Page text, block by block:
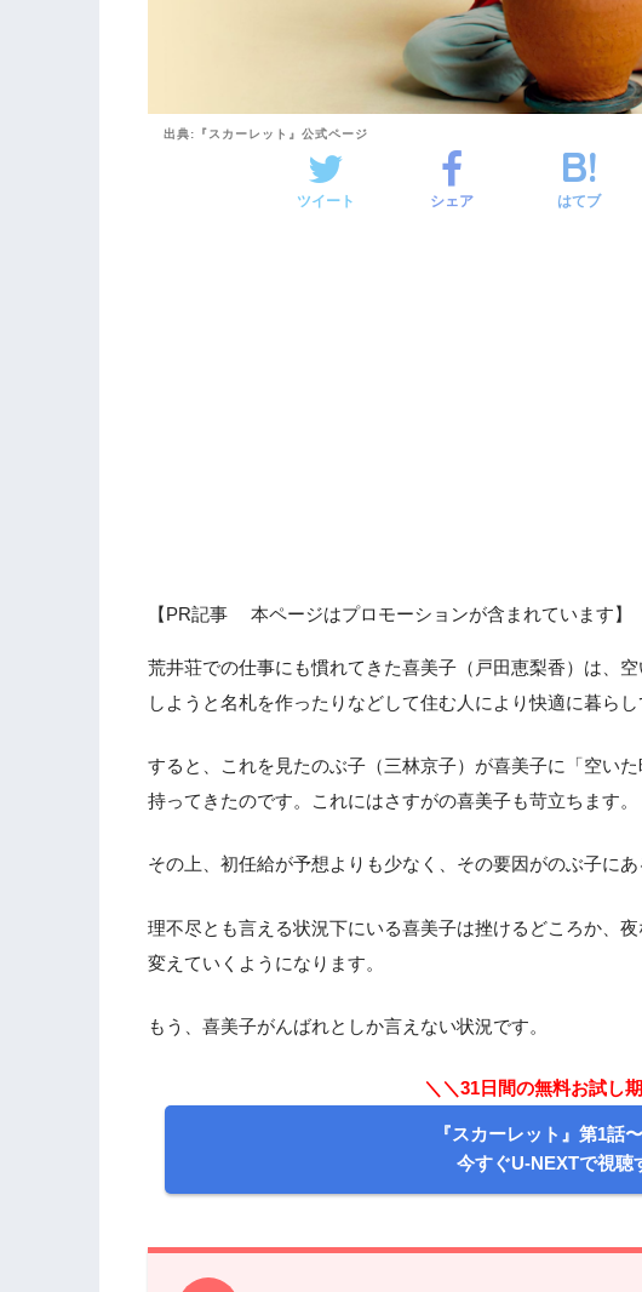
出典:『スカーレット』公式ページ
ツイート シェア はてブ
【PR記事 本ページはプロモーションが含まれています】
荒井荘での仕事にも慣れてきた喜美子（戸田恵梨香）は、
しようと名札を作ったりなどして住む人により快適に暮らし
すると、これを見たのぶ子（三林京子）が喜美子に「空い
持ってきたのです。これにはさすがの喜美子も苛立ちます。
その上、初任給が予想よりも少なく、その要因がのぶ子に
理不尽とも言える状況下にいる喜美子は挫けるどころか、
変えていくようになります。
もう、喜美子がんばれとしか言えない状況です。
＼＼31日間の無料お試し
『スカーレット』第1話
今すぐU-NEXTで視聴